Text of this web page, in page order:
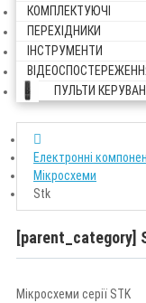
КОМПЛЕКТУЮЧІ
ПЕРЕХІДНИКИ
ІНСТРУМЕНТИ
ПУЛЬТИ
Електронні
Мікросхеми
Stk
[parent_category]
Мікросхеми серії STK